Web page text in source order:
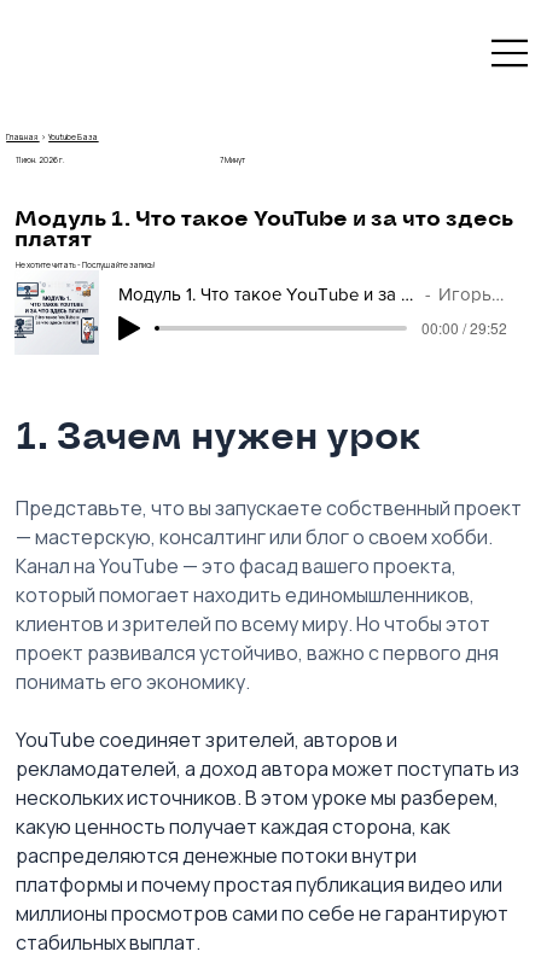
Главная ›Youtube База
11 июн. 2026 г.
Модуль 1. Что такое YouTube и за что здесь
платят
Не хотите читать - Послушайте запись!
Модуль 1. Что такое YouTube и за что здесь платят — YouTube База
Игорь Рубанович
00:00 / 29:52
1. Зачем нужен урок
Представьте, что вы запускаете собственный проект
— мастерскую, консалтинг или блог о своем хобби.
Канал на YouTube — это фасад вашего проекта,
который помогает находить единомышленников,
клиентов и зрителей по всему миру. Но чтобы этот
проект развивался устойчиво, важно с первого дня
понимать его экономику.
YouTube соединяет зрителей, авторов и
рекламодателей, а доход автора может поступать из
нескольких источников. В этом уроке мы разберем,
какую ценность получает каждая сторона, как
распределяются денежные потоки внутри
платформы и почему простая публикация видео или
миллионы просмотров сами по себе не гарантируют
стабильных выплат.
7 Минут